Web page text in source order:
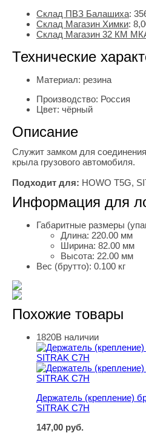
Склад ПВЗ Балашиха:
Склад Магазин Химки:
Склад Магазин 32 КМ
Технические
Материал: резина
Производство: Россия
Цвет: чёрный
Описание
Служит замком для
крыла грузового автомобиля.
Подходит для: HOWO T5G,
Информация для
Габаритные размеры
Длина: 220.00 мм
Ширина: 82.00 мм
Высота: 22.00 мм
Вес (брутто): 0.100 кг
Похожие товары
Держатель (крепление)
1820В наличии
Держатель (крепление)
SITRAK C7H
147,00 руб.